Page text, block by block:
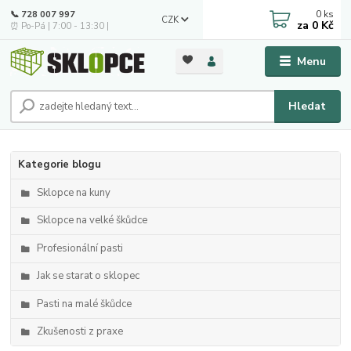
Menu
CZK
Hledat
📞 728 007 997
⏰ Po-Pá | 7:00 - 13:30 |
0 ks
za 0 Kč
Kategorie blogu
Sklopce na kuny
Sklopce na velké škůdce
Profesionální pasti
Jak se starat o sklopec
Pasti na malé škůdce
Zkušenosti z praxe